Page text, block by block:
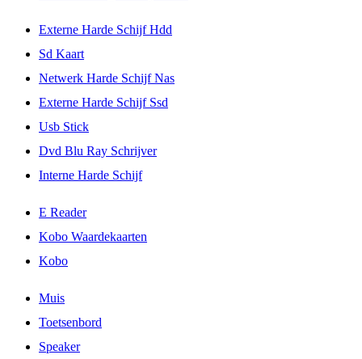
Externe Harde Schijf Hdd
Sd Kaart
Netwerk Harde Schijf Nas
Externe Harde Schijf Ssd
Usb Stick
Dvd Blu Ray Schrijver
Interne Harde Schijf
E Reader
Kobo Waardekaarten
Kobo
Muis
Toetsenbord
Speaker